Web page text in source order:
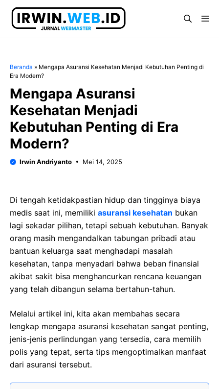
Langsung
Beranda » Mengapa Asuransi Kesehatan Menjadi Kebutuhan Penting di
Era Modern?
Mengapa Asuransi
Kesehatan Menjadi
Kebutuhan Penting di Era
Modern?
Irwin Andriyanto Mei 14, 2025
Di tengah ketidakpastian hidup dan tingginya biaya
medis saat ini, memiliki asuransi kesehatan bukan
lagi sekadar pilihan, tetapi sebuah kebutuhan. Banyak
orang masih mengandalkan tabungan pribadi atau
bantuan keluarga saat menghadapi masalah
kesehatan, tanpa menyadari bahwa beban finansial
akibat sakit bisa menghancurkan rencana keuangan
yang telah dibangun selama bertahun-tahun.
Melalui artikel ini, kita akan membahas secara
lengkap mengapa asuransi kesehatan sangat penting,
jenis-jenis perlindungan yang tersedia, cara memilih
polis yang tepat, serta tips mengoptimalkan manfaat
dari asuransi tersebut.